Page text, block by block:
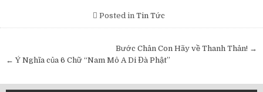
Posted in Tin Tức
navigation
Bước Chân Con Hãy về Thanh Thản! →
← Ý Nghĩa của 6 Chữ “Nam Mô A Di Đà Phật”